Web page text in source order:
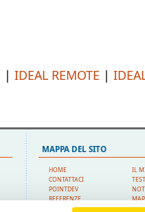
|IDEAL REMOTE |
MAPPA DEL SITO
HOME
CONTATTACI
POINTDEV
REFERENZE
RIVENDITORI
IL